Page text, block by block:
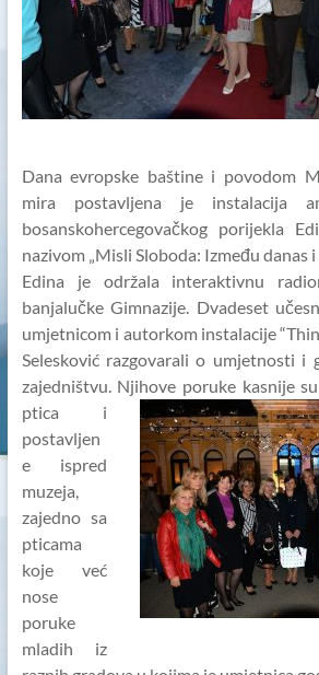
Dana evropske baštine i povodom
mira postavljena je instalacija
bosanskohercegovačkog porijekla
nazivom „Misli Sloboda: Između danas
Edina je održala interaktivnu
banjalučke Gimnazije. Dvadeset
umjetnicom i autorkom instalacije
Selesković razgovarali o umjetnosti i
zajedništvu. Njihove poruke kasnije
ptica i
postavljen
e ispred
muzeja,
zajedno sa
pticama
koje već
nose
poruke
mladih iz